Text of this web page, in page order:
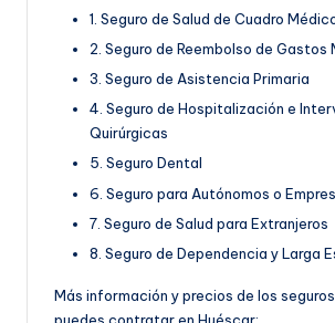
1. Seguro de Salud de Cuadro
2. Seguro de Reembolso de Gastos
3. Seguro de Asistencia Primaria
4. Seguro de Hospitalización e
Quirúrgicas
5. Seguro Dental
6. Seguro para Autónomos o
7. Seguro de Salud para Extranjeros
8. Seguro de Dependencia y Larga
Más información y precios de los
puedes contratar en Huéscar: